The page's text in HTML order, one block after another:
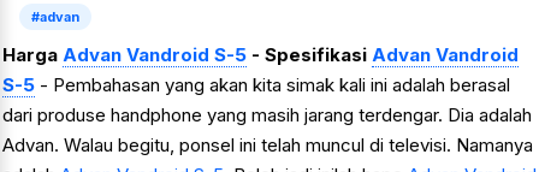
#advan
Harga Advan Vandroid S-5 - Spesifikasi Advan Vandroid
S-5 - Pembahasan yang akan kita simak kali ini adalah berasal
dari produse handphone yang masih jarang terdengar. Dia adalah
Advan. Walau begitu, ponsel ini telah muncul di televisi. Namanya